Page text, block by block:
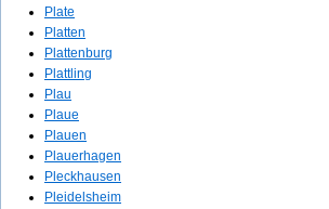
Plate
Platten
Plattenburg
Plattling
Plau
Plaue
Plauen
Plauerhagen
Pleckhausen
Pleidelsheim